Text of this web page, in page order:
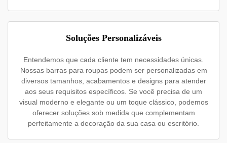
Soluções Personalizáveis
Entendemos que cada cliente tem necessidades únicas.
Nossas barras para roupas podem ser personalizadas em
diversos tamanhos, acabamentos e designs para atender
aos seus requisitos específicos. Se você precisa de um
visual moderno e elegante ou um toque clássico, podemos
oferecer soluções sob medida que complementam
perfeitamente a decoração da sua casa ou escritório.